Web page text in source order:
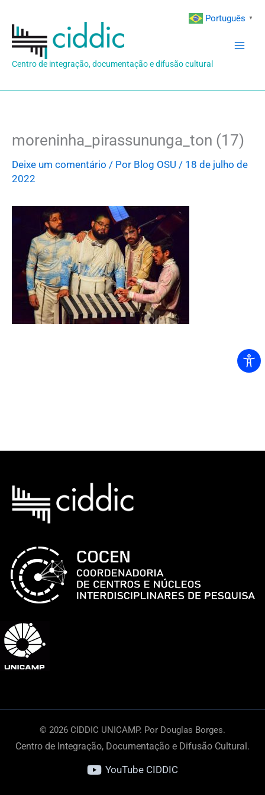
para
conteúdo
Centro de integração, documentação e difusão cultural
moreninha_pirassununga_ton (17)
Deixe um comentário / Por Blog OSU / 18 de julho de
2022
© 2026 CIDDIC UNICAMP. Por Douglas Borges.
Centro de Integração, Documentação e Difusão Cultural.
YouTube CIDDIC
Português ▼